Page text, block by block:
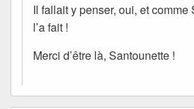
Il fallait y penser, oui, et comme
l’a fait !
Merci d’être là, Santounette !